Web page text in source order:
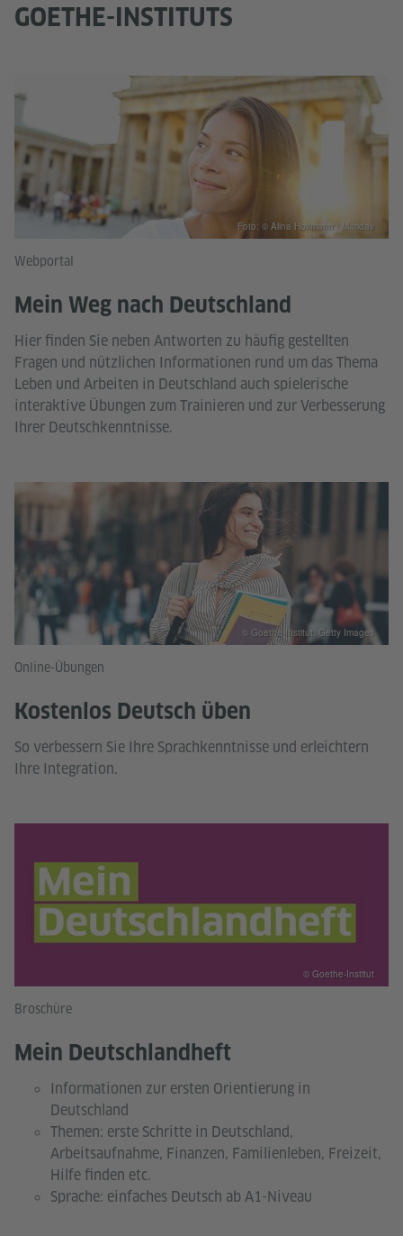
GOETHE-INSTITUTS
Webportal
Mein Weg nach Deutschland
Hier finden Sie neben Antworten zu häufig gestellten
Fragen und nützlichen Informationen rund um das Thema
Leben und Arbeiten in Deutschland auch spielerische
interaktive Übungen zum Trainieren und zur Verbesserung
Ihrer Deutschkenntnisse.
Foto: © Alina Holtmann / Maridav
Online-Übungen
Kostenlos Deutsch üben
So verbessern Sie Ihre Sprachkenntnisse und erleichtern
Ihre Integration.
© Goethe-Institut, Getty Images
Broschüre
Mein Deutschlandheft
Informationen zur ersten Orientierung in
Deutschland
Themen: erste Schritte in Deutschland,
Arbeitsaufnahme, Finanzen, Familienleben, Freizeit,
Hilfe finden etc.
Sprache: einfaches Deutsch ab A1-Niveau
© Goethe-Institut